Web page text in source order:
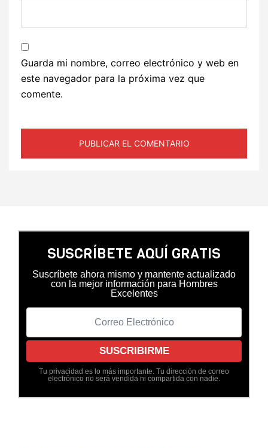
Guarda mi nombre, correo electrónico y web en
este navegador para la próxima vez que
comente.
SUSCRÍBETE AQUÍ GRATIS
Suscríbete ahora mismo y mantente actualizado
con la mejor información para Hombres
Excelentes
Tu privacidad es lo más importante. Tu dirección de correo
electrónico no será vendida ni compartida con nadie.